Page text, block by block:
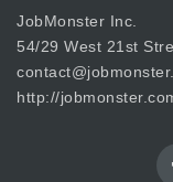
JobMonster Inc.
54/29 West 21st
http://